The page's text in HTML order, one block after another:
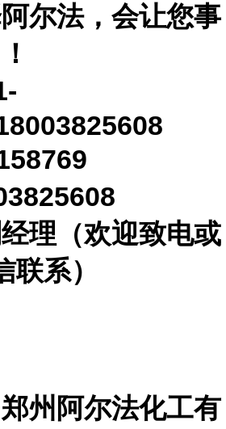
尔法，会让您事
理（欢迎致电或
联系）
郑州阿尔法化工有